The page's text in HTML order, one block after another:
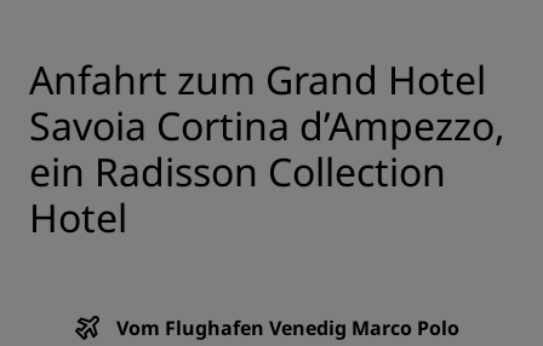
Anfahrt zum Grand Hotel
Savoia Cortina d’Ampezzo,
ein Radisson Collection
Hotel
Vom Flughafen Venedig Marco Polo